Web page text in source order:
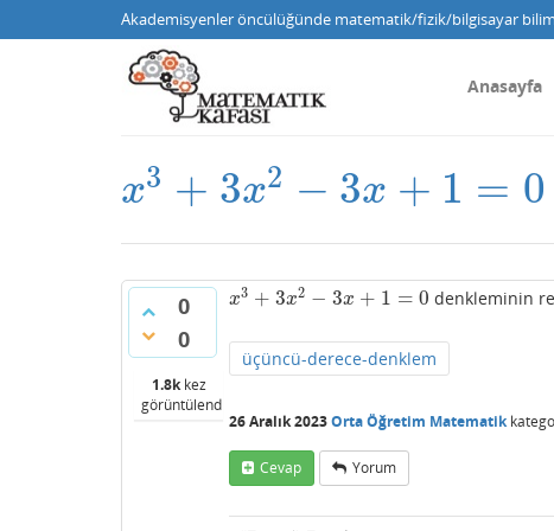
Akademisyenler öncülüğünde matematik/fizik/bilgisayar
Anasayfa
x3 + 3x2 − 3x + 1 = 0
x3 +3x 2−3x +1 =0
0
0
1.8kkez
görüntülendi
x3 + 3x2 − 3x + 1 = 0
x3+3x 2−3x +1 =0 denkleminin
üçüncü-derece-denklem
26 Aralık 2023Orta Öğretim Matematik
Cevap Yorum